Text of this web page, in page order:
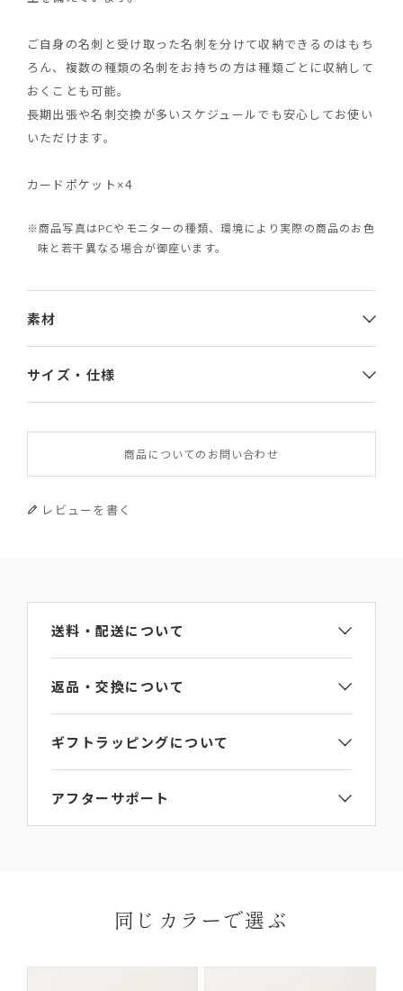
ご自身の名刺と受け取った名刺を分けて収納できるのはもち
ろん、複数の種類の名刺をお持ちの方は種類ごとに収納して
おくことも可能。
長期出張や名刺交換が多いスケジュールでも安心してお使い
いただけます。
カードポケット×4
※商品写真はPCやモニターの種類、環境により実際の商品のお色
味と若干異なる場合が御座います。
素材
サイズ・仕様
サイズ
45g
原産国
問い合わせ番号
商品についてのお問い合わせ
レビューを書く
送料・配送について
返品・交換について
ざいますので、予めご了承ください。
ギフトラッピングについて
ラッピング】をご選択ください。
詳細はラッピングガイドからご覧いただけます。
は、ご購入ページの備考欄に「納品書を希望しな
アフターサポート
し、以下の場合は無償修理の対象外となります。
ご使用により生じる摩擦、傷、褪色、水濡れ、汚れ
同じカラーで選ぶ